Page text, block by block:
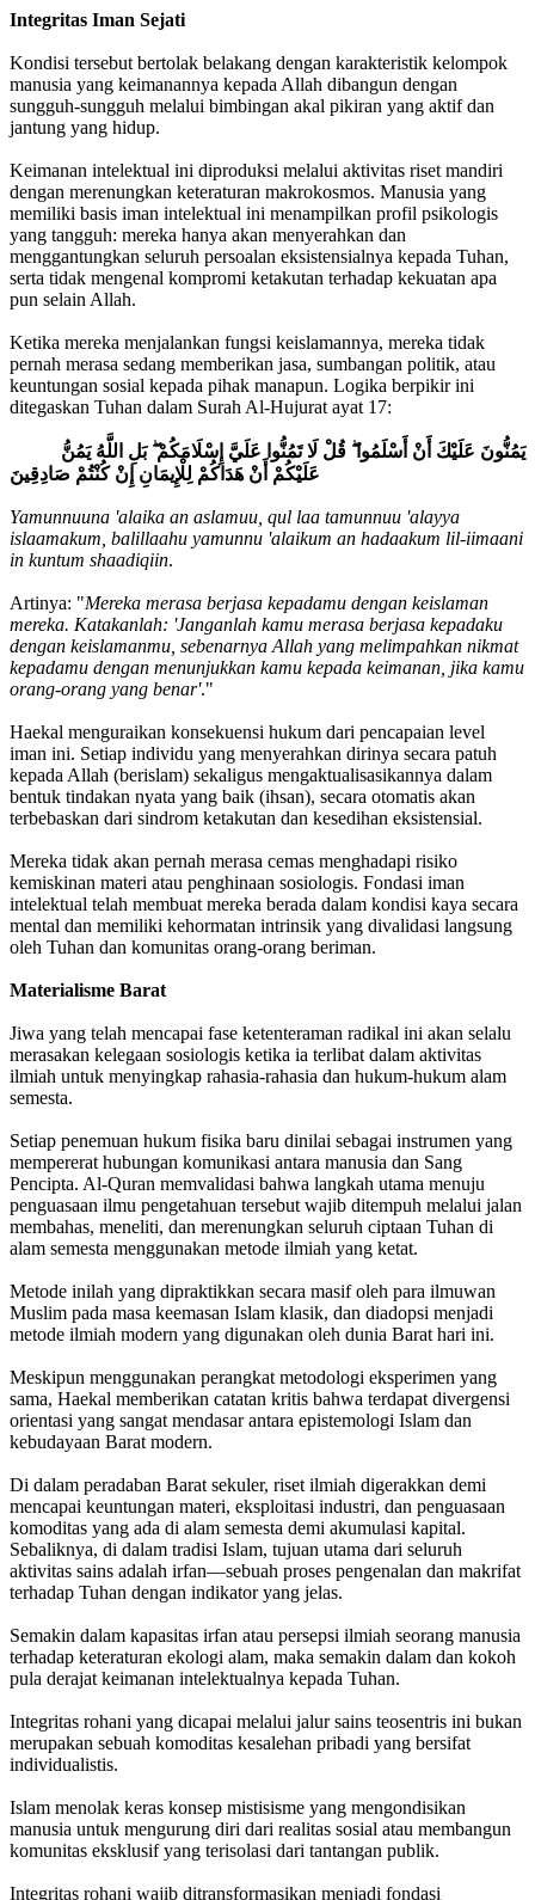
Integritas Iman Sejati
Kondisi tersebut bertolak belakang dengan karakteristik kelompok
manusia yang keimanannya kepada Allah dibangun dengan
sungguh-sungguh melalui bimbingan akal pikiran yang aktif dan
jantung yang hidup.
Keimanan intelektual ini diproduksi melalui aktivitas riset mandiri
dengan merenungkan keteraturan makrokosmos. Manusia yang
memiliki basis iman intelektual ini menampilkan profil psikologis
yang tangguh: mereka hanya akan menyerahkan dan
menggantungkan seluruh persoalan eksistensialnya kepada Tuhan,
serta tidak mengenal kompromi ketakutan terhadap kekuatan apa
pun selain Allah.
Ketika mereka menjalankan fungsi keislamannya, mereka tidak
pernah merasa sedang memberikan jasa, sumbangan politik, atau
keuntungan sosial kepada pihak manapun. Logika berpikir ini
ditegaskan Tuhan dalam Surah Al-Hujurat ayat 17:
يَمُنُّونَ عَلَيْكَ أَنْ أَسْلَمُوا ۖ قُلْ لَا تَمُنُّوا عَلَيَّ إِسْلَامَكُمْ ۖ بَلِ اللَّهُ يَمُنُّ
عَلَيْكُمْ أَنْ هَدَاكُمْ لِلْإِيمَانِ إِنْ كُنْتُمْ صَادِقِينَ
Yamunnuuna 'alaika an aslamuu, qul laa tamunnuu 'alayya
islaamakum, balillaahu yamunnu 'alaikum an hadaakum lil-iimaani
in kuntum shaadiqiin.
Artinya: "Mereka merasa berjasa kepadamu dengan keislaman
mereka. Katakanlah: 'Janganlah kamu merasa berjasa kepadaku
dengan keislamanmu, sebenarnya Allah yang melimpahkan nikmat
kepadamu dengan menunjukkan kamu kepada keimanan, jika kamu
orang-orang yang benar'."
Haekal menguraikan konsekuensi hukum dari pencapaian level
iman ini. Setiap individu yang menyerahkan dirinya secara patuh
kepada Allah (berislam) sekaligus mengaktualisasikannya dalam
bentuk tindakan nyata yang baik (ihsan), secara otomatis akan
terbebaskan dari sindrom ketakutan dan kesedihan eksistensial.
Mereka tidak akan pernah merasa cemas menghadapi risiko
kemiskinan materi atau penghinaan sosiologis. Fondasi iman
intelektual telah membuat mereka berada dalam kondisi kaya secara
mental dan memiliki kehormatan intrinsik yang divalidasi langsung
oleh Tuhan dan komunitas orang-orang beriman.
Materialisme Barat
Jiwa yang telah mencapai fase ketenteraman radikal ini akan selalu
merasakan kelegaan sosiologis ketika ia terlibat dalam aktivitas
ilmiah untuk menyingkap rahasia-rahasia dan hukum-hukum alam
semesta.
Setiap penemuan hukum fisika baru dinilai sebagai instrumen yang
mempererat hubungan komunikasi antara manusia dan Sang
Pencipta. Al-Quran memvalidasi bahwa langkah utama menuju
penguasaan ilmu pengetahuan tersebut wajib ditempuh melalui jalan
membahas, meneliti, dan merenungkan seluruh ciptaan Tuhan di
alam semesta menggunakan metode ilmiah yang ketat.
Metode inilah yang dipraktikkan secara masif oleh para ilmuwan
Muslim pada masa keemasan Islam klasik, dan diadopsi menjadi
metode ilmiah modern yang digunakan oleh dunia Barat hari ini.
Meskipun menggunakan perangkat metodologi eksperimen yang
sama, Haekal memberikan catatan kritis bahwa terdapat divergensi
orientasi yang sangat mendasar antara epistemologi Islam dan
kebudayaan Barat modern.
Di dalam peradaban Barat sekuler, riset ilmiah digerakkan demi
mencapai keuntungan materi, eksploitasi industri, dan penguasaan
komoditas yang ada di alam semesta demi akumulasi kapital.
Sebaliknya, di dalam tradisi Islam, tujuan utama dari seluruh
aktivitas sains adalah irfan—sebuah proses pengenalan dan makrifat
terhadap Tuhan dengan indikator yang jelas.
Semakin dalam kapasitas irfan atau persepsi ilmiah seorang manusia
terhadap keteraturan ekologi alam, maka semakin dalam dan kokoh
pula derajat keimanan intelektualnya kepada Tuhan.
Integritas rohani yang dicapai melalui jalur sains teosentris ini bukan
merupakan sebuah komoditas kesalehan pribadi yang bersifat
individualistis.
Islam menolak keras konsep mistisisme yang mengondisikan
manusia untuk mengurung diri dari realitas sosial atau membangun
komunitas eksklusif yang terisolasi dari tantangan publik.
Integritas rohani wajib ditransformasikan menjadi fondasi